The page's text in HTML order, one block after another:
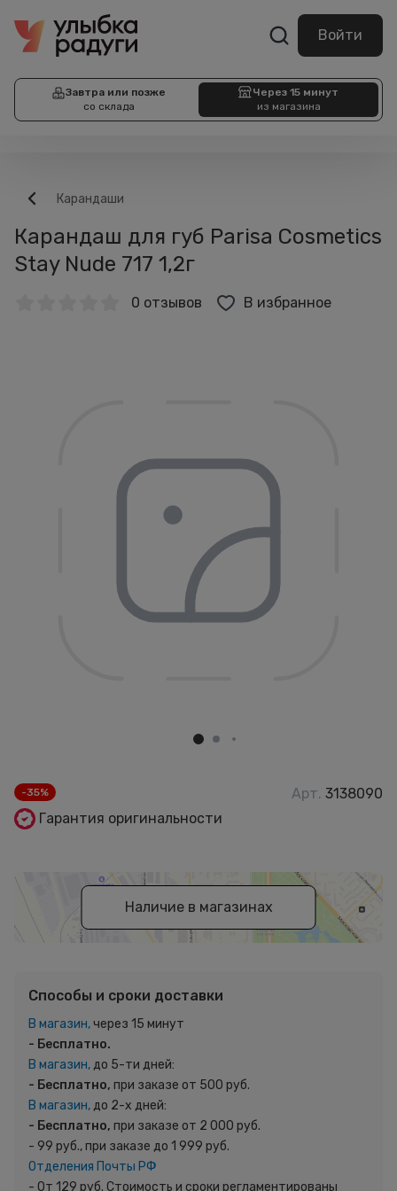
Войти
Завтра или позже
со склада
Через 15 минут
из магазина
Карандаши
Карандаш для губ Parisa Cosmetics
Stay Nude 717 1,2г
0 отзывов В избранное
-35% Арт. 3138090
Гарантия оригинальности
Наличие в магазинах
Способы и сроки доставки
В магазин,через 15 минут
- Бесплатно.
В магазин,до 5-ти дней:
- Бесплатно, при заказе от 500 руб.
В магазин,до 2-х дней:
- Бесплатно, при заказе от 2 000 руб.
- 99 руб., при заказе до 1 999 руб.
Отделения Почты РФ
- От 129 руб. Стоимость и сроки регламентированы